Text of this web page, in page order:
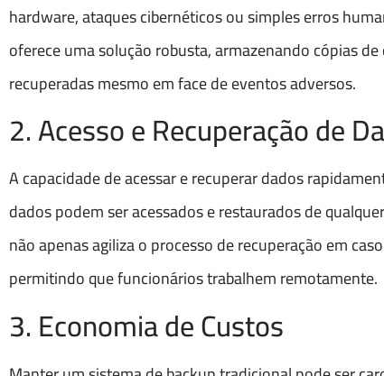
hardware, ataques cibernéticos ou simples erros
oferece uma solução robusta, armazenando cópias
recuperadas mesmo em face de eventos adversos.
2. Acesso e Recuperação de
A capacidade de acessar e recuperar dados
dados podem ser acessados e restaurados de
não apenas agiliza o processo de recuperação em
permitindo que funcionários trabalhem remotamente.
3. Economia de Custos